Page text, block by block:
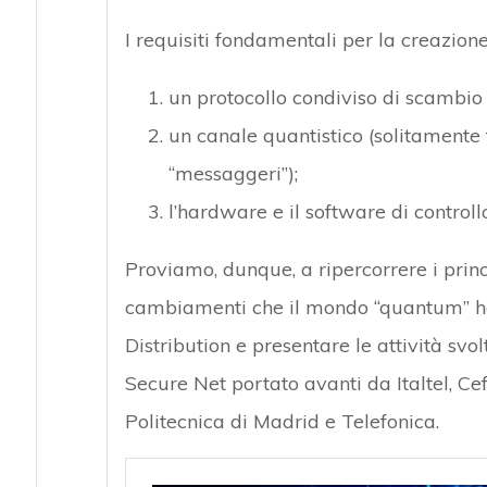
I requisiti fondamentali per la
un protocollo condiviso di
un canale quantistico
“messaggeri”);
l’hardware e il software di
Proviamo, dunque, a ripercorrere i
cambiamenti che il mondo “quantum”
Distribution e presentare le attività
Secure Net portato avanti da Italtel,
Politecnica di Madrid e Telefonica.